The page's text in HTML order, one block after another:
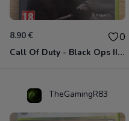
8.90 € 0
Call Of Duty - Black Ops II Xbox 360
TheGamingR83